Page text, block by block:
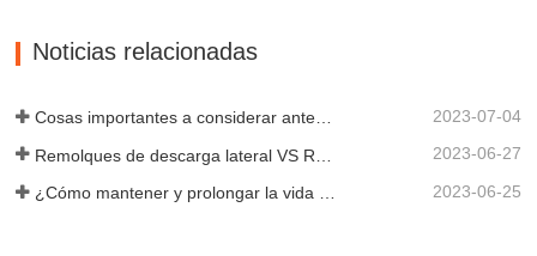
Noticias relacionadas
Cosas importantes a considerar antes de comprar un remolque volquete 2023-07-04
2023-06-27
2023-06-25